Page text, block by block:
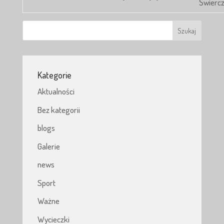
Kategorie
Aktualności
Bez kategorii
blogs
Galerie
news
Sport
Ważne
Wycieczki